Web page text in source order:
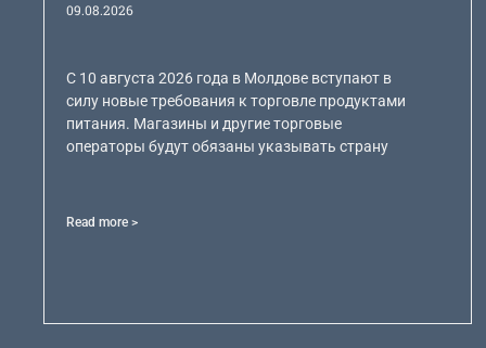
09.08.2026
С 10 августа 2026 года в Молдове вступают в
силу новые требования к торговле продуктами
питания. Магазины и другие торговые
операторы будут обязаны указывать страну
Read more >